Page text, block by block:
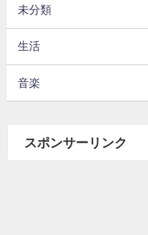
未分類
生活
音楽
スポンサーリンク